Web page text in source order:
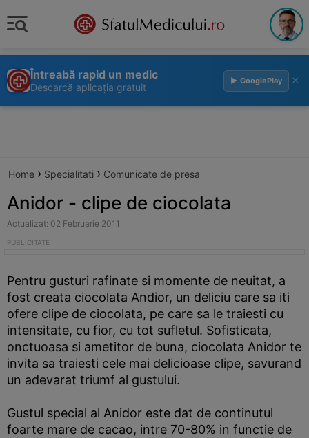
Întreabă rapid un medic
Descarcă aplicația gratuit
▶ GooglePlay ×
Home › Specialitati › Comunicate de presa
Anidor - clipe de ciocolata
Actualizat: 02 Februarie 2011
Pentru gusturi rafinate si momente de neuitat, a
fost creata ciocolata Andior, un deliciu care sa iti
ofere clipe de ciocolata, pe care sa le traiesti cu
intensitate, cu fior, cu tot sufletul. Sofisticata,
onctuoasa si ametitor de buna, ciocolata Anidor te
invita sa traiesti cele mai delicioase clipe, savurand
un adevarat triumf al gustului.
Gustul special al Anidor este dat de continutul
foarte mare de cacao, intre 70-80% in functie de